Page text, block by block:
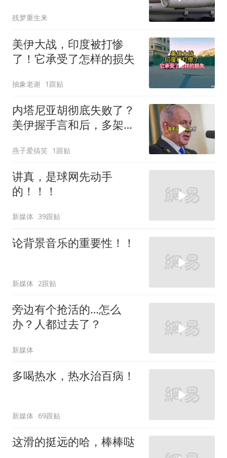
残梦重生来
美伊大战，印度被打惨
了！它承受了怎样的损失
抽象老谢 1跟贴
内塔尼亚胡彻底失败了？
美伊握手言和后，多架美
燕子爱搞笑 1跟贴
讲真，是球网先动手
的！！！
新媒体 39跟贴
论背景音乐的重要性！！
新媒体 2跟贴
旁边有个抢活的…怎么
办？人都过去了？
新媒体
多喝热水，热水治百病！
新媒体 69跟贴
这滑的挺远的哈，棒棒哒